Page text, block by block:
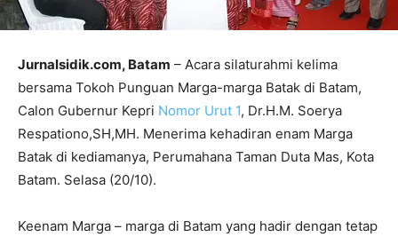
Jurnalsidik.com, Batam – Acara silaturahmi kelima
bersama Tokoh Punguan Marga-marga Batak di Batam,
Calon Gubernur Kepri Nomor Urut 1, Dr.H.M. Soerya
Respationo,SH,MH. Menerima kehadiran enam Marga
Batak di kediamanya, Perumahana Taman Duta Mas, Kota
Batam. Selasa (20/10).
Keenam Marga – marga di Batam yang hadir dengan tetap